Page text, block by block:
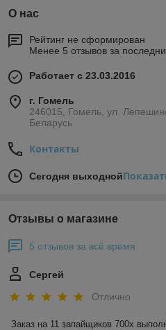
О нас
Рейтинг не сформирован
Менее 5 отзывов за
Работает с 23.03.2016
г. Гомель
246015, Гомель, ул.
Беларусь
Контакты
Сегодня выходной
Отзывы о магазине
5 отзывов за всё время
Сергей
Отлично
Заказ на 11 запайщиков 700х